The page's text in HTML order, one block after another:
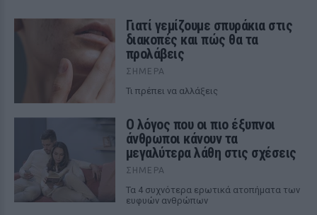
Γιατί γεμίζουμε σπυράκια στις
διακοπές και πώς θα τα
προλάβεις
ΣΉΜΕΡΑ
Τι πρέπει να αλλάξεις
Ο λόγος που οι πιο έξυπνοι
άνθρωποι κάνουν τα
μεγαλύτερα λάθη στις σχέσεις
ΣΉΜΕΡΑ
Τα 4 συχνότερα ερωτικά ατοπήματα των
ευφυών ανθρώπων